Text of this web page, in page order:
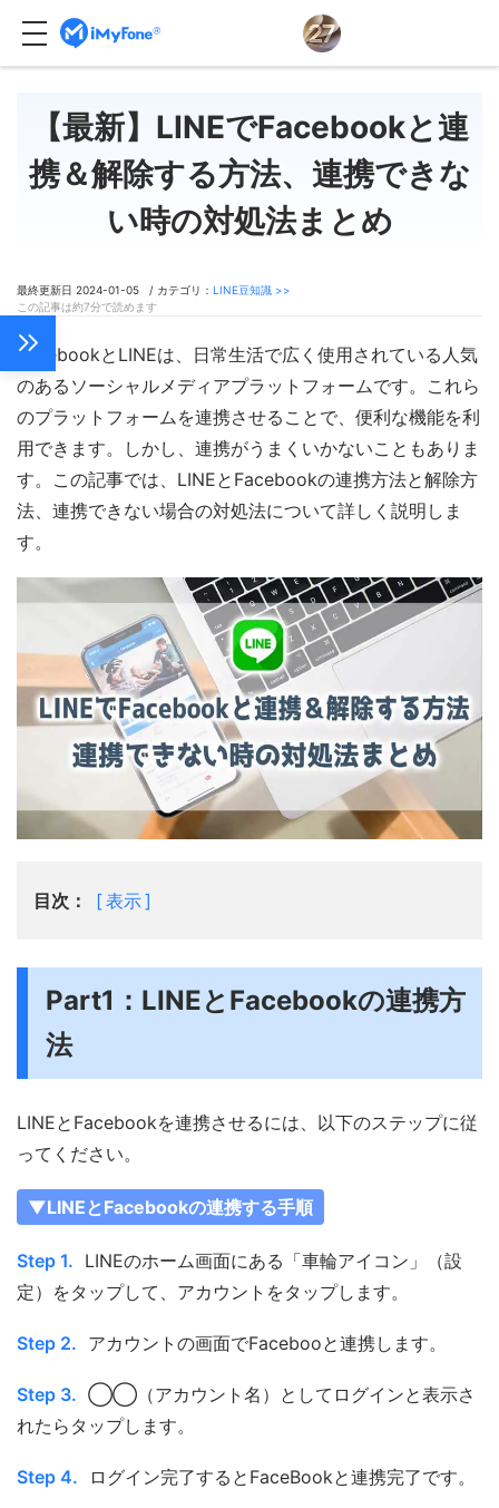
【最新】LINEでFacebookと連
携＆解除する方法、連携できな
い時の対処法まとめ
最終更新日 2024-01-05 / カテゴリ： LINE豆知識 >>
この記事は約7分で読めます
FacebookとLINEは、日常生活で広く使用されている人気
のあるソーシャルメディアプラットフォームです。これら
のプラットフォームを連携させることで、便利な機能を利
用できます。しかし、連携がうまくいかないこともありま
す。この記事では、LINEとFacebookの連携方法と解除方
法、連携できない場合の対処法について詳しく説明しま
す。
目次： 表示
Part1：LINEとFacebookの連携方
法
LINEとFacebookを連携させるには、以下のステップに従
ってください。
▼LINEとFacebookの連携する手順
Step 1. LINEのホーム画面にある「車輪アイコン」（設
定）をタップして、アカウントをタップします。
Step 2. アカウントの画面でFacebooと連携します。
Step 3. ◯◯（アカウント名）としてログインと表示さ
れたらタップします。
Step 4. ログイン完了するとFaceBookと連携完了です。